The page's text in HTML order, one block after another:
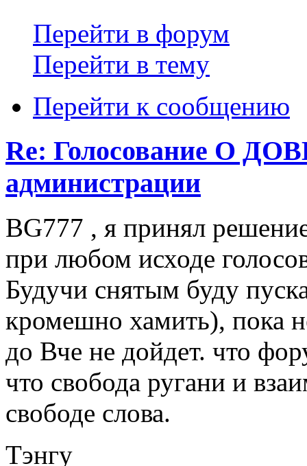
Перейти в форум
Перейти в тему
Перейти к сообщению
Re: Голосование О
администрации
BG777 , я принял
при любом исходе
Будучи снятым буду
кромешно хамить), пока
до Вче не дойдет. что
что свобода ругани и
свободе слова.
Тэнгу